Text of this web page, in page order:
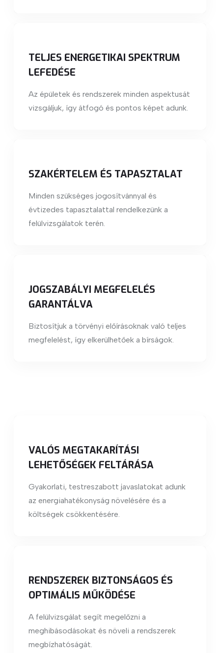
TELJES ENERGETIKAI SPEKTRUM
LEFEDÉSE
Az épületek és rendszerek minden aspektusát
vizsgáljuk, így átfogó és pontos képet adunk.
SZAKÉRTELEM ÉS TAPASZTALAT
Minden szükséges jogosítvánnyal és
évtizedes tapasztalattal rendelkezünk a
felülvizsgálatok terén.
JOGSZABÁLYI MEGFELELÉS
GARANTÁLVA
Biztosítjuk a törvényi előírásoknak való teljes
megfelelést, így elkerülhetőek a bírságok.
VALÓS MEGTAKARÍTÁSI
LEHETŐSÉGEK FELTÁRÁSA
Gyakorlati, testreszabott javaslatokat adunk
az energiahatékonyság növelésére és a
költségek csökkentésére.
RENDSZEREK BIZTONSÁGOS ÉS
OPTIMÁLIS MŰKÖDÉSE
A felülvizsgálat segít megelőzni a
meghibásodásokat és növeli a rendszerek
megbízhatóságát.